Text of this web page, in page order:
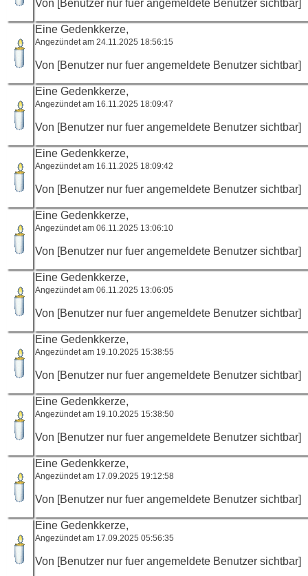
Von [Benutzer nur fuer angemeldete Benutzer sichtbar]
Eine Gedenkkerze,
Angezündet am 24.11.2025 18:56:15
Von [Benutzer nur fuer angemeldete Benutzer sichtbar]
Eine Gedenkkerze,
Angezündet am 16.11.2025 18:09:47
Von [Benutzer nur fuer angemeldete Benutzer sichtbar]
Eine Gedenkkerze,
Angezündet am 16.11.2025 18:09:42
Von [Benutzer nur fuer angemeldete Benutzer sichtbar]
Eine Gedenkkerze,
Angezündet am 06.11.2025 13:06:10
Von [Benutzer nur fuer angemeldete Benutzer sichtbar]
Eine Gedenkkerze,
Angezündet am 06.11.2025 13:06:05
Von [Benutzer nur fuer angemeldete Benutzer sichtbar]
Eine Gedenkkerze,
Angezündet am 19.10.2025 15:38:55
Von [Benutzer nur fuer angemeldete Benutzer sichtbar]
Eine Gedenkkerze,
Angezündet am 19.10.2025 15:38:50
Von [Benutzer nur fuer angemeldete Benutzer sichtbar]
Eine Gedenkkerze,
Angezündet am 17.09.2025 19:12:58
Von [Benutzer nur fuer angemeldete Benutzer sichtbar]
Eine Gedenkkerze,
Angezündet am 17.09.2025 05:56:35
Von [Benutzer nur fuer angemeldete Benutzer sichtbar]